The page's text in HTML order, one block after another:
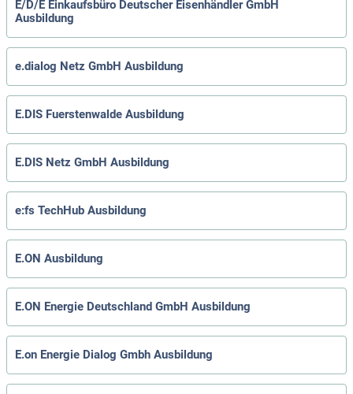
E/D/E Einkaufsbüro Deutscher Eisenhändler GmbH
Ausbildung
e.dialog Netz GmbH Ausbildung
E.DIS Fuerstenwalde Ausbildung
E.DIS Netz GmbH Ausbildung
e:fs TechHub Ausbildung
E.ON Ausbildung
E.ON Energie Deutschland GmbH Ausbildung
E.on Energie Dialog Gmbh Ausbildung